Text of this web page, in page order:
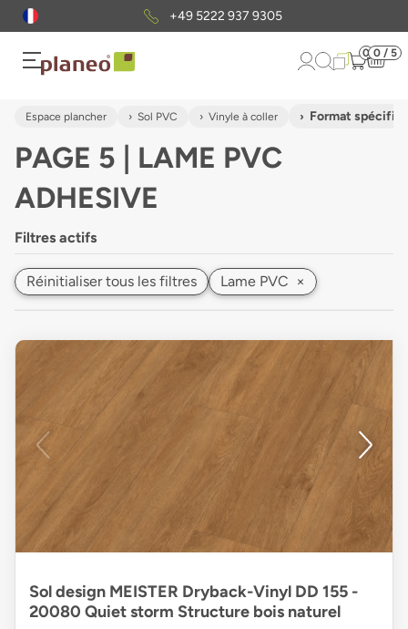
Envoi gratuit d'échantillons
0 0 / 5
Espace plancher Sol PVC Vinyle à coller Format
PAGE 5 | LAME PVC
ADHESIVE
Filtres actifs
Réinitialiser tous les filtres Lame PVC ×
Sol design MEISTER Dryback-Vinyl DD 155 -
20080 Quiet storm Structure bois naturel